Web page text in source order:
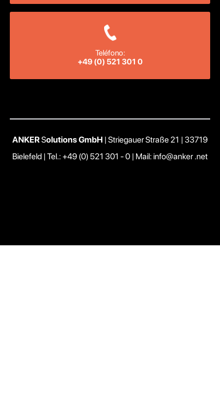
Teléfono:
+49 (0) 521 301 0
ANKERSolutions GmbH | Striegauer Straße 21 | 33719
Bielefeld | Tel.: +49 (0) 521 301 - 0 | Mail: info@anker .net